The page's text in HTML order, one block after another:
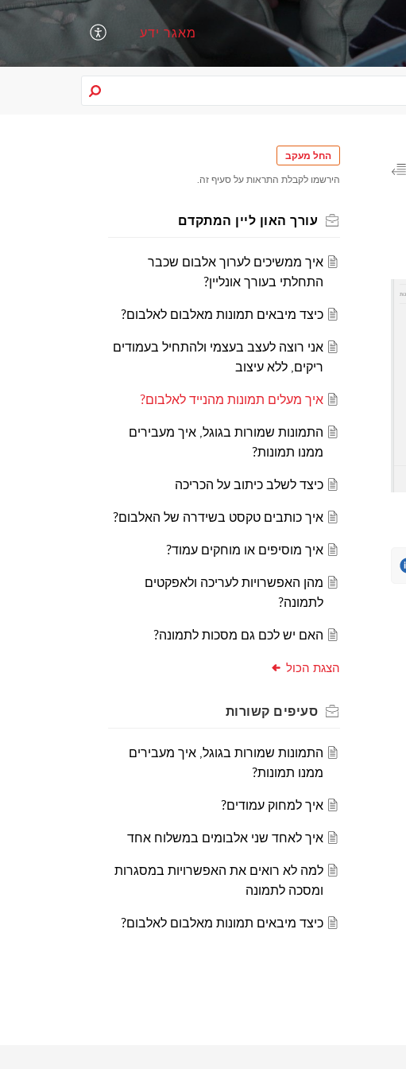
מאגר ידע
החל מעקב
הירשמו לקבלת התראות על סעיף זה.
עורך האון ליין המתקדם
איך ממשיכים לערוך אלבום שכבר
התחלתי בעורך אונליין?
כיצד מיבאים תמונות מאלבום לאלבום?
אני רוצה לעצב בעצמי ולהתחיל בעמודים
ריקים, ללא עיצוב
איך מעלים תמונות מהנייד לאלבום?
התמונות שמורות בגוגל, איך מעבירים
ממנו תמונות?
כיצד לשלב כיתוב על הכריכה
איך כותבים טקסט בשידרה של האלבום?
איך מוסיפים או מוחקים עמוד?
מהן האפשרויות לעריכה ולאפקטים
לתמונה?
האם יש לכם גם מסכות לתמונה?
הצגת הכול
סעיפים קשורות
התמונות שמורות בגוגל, איך מעבירים
ממנו תמונות?
איך למחוק עמודים?
איך לאחד שני אלבומים במשלוח אחד
למה לא רואים את האפשרויות במסגרות
ומסכה לתמונה
כיצד מיבאים תמונות מאלבום לאלבום?